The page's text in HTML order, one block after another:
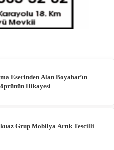
Eserinden Alan Boyabat’ın
Hikayesi
Grup Mobilya Artık Tescilli